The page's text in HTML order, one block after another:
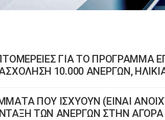
ΓΙΑ ΤΟ ΠΡΟΓΡΑΜΜΑ
10.000 ΑΝΕΡΓΩΝ,
ΠΟΥ ΙΣΧΥΟΥΝ (ΕΙΝΑΙ
ΤΩΝ ΑΝΕΡΓΩΝ ΣΤΗΝ ΑΓΟΡΑ